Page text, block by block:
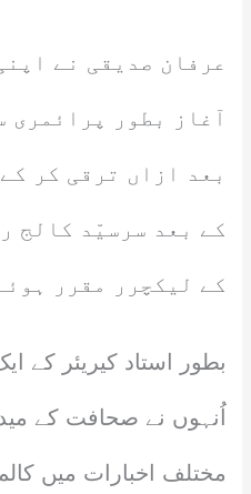
عرفان صدیقی نے
آغاز بطور پرائمری
بعد ازاں ترقی کر
کے بعد سرسیّد کالج
کے لیکچرر مقرر
بطور استاد کیریئر کے
اُنہوں نے صحافت کے
مختلف اخبارات میں